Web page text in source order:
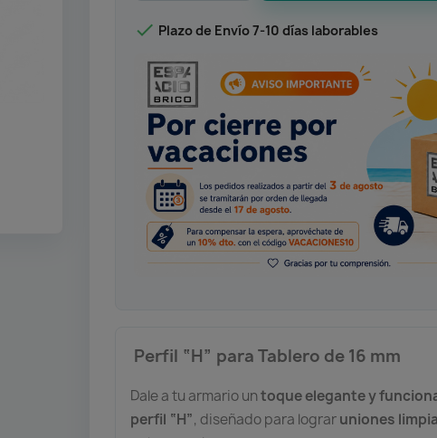
 Plazo de Envío 7-10 días laborables
️ Perfil “H” para Tablero de 16 mm
Dale a tu armario untoque elegante y
perfil “H”, diseñado para lograruniones